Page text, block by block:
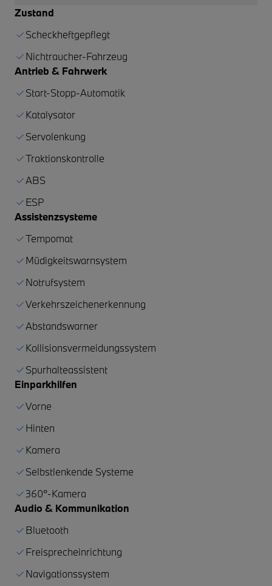
Zustand
Scheckheftgepflegt
Nichtraucher-Fahrzeug
Antrieb & Fahrwerk
Start-Stopp-Automatik
Katalysator
Servolenkung
Traktionskontrolle
ABS
ESP
Assistenzsysteme
Tempomat
Müdigkeitswarnsystem
Notrufsystem
Verkehrszeichenerkennung
Abstandswarner
Kollisionsvermeidungssystem
Spurhalteassistent
Einparkhilfen
Vorne
Hinten
Kamera
Selbstlenkende Systeme
360°-Kamera
Audio & Kommunikation
Bluetooth
Freisprecheinrichtung
Navigationssystem